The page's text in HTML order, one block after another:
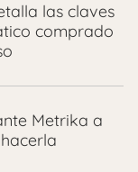
las claves
comprado
Metrika a